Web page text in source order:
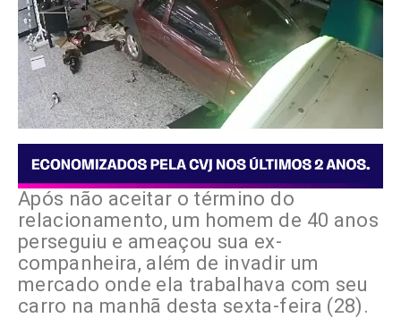
Após não aceitar o término do
relacionamento, um homem de 40 anos
perseguiu e ameaçou sua ex-
companheira, além de invadir um
mercado onde ela trabalhava com seu
carro na manhã desta sexta-feira (28).